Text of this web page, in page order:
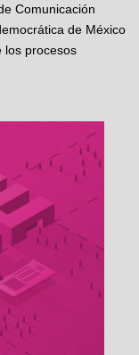
Comunicación
de México
los procesos